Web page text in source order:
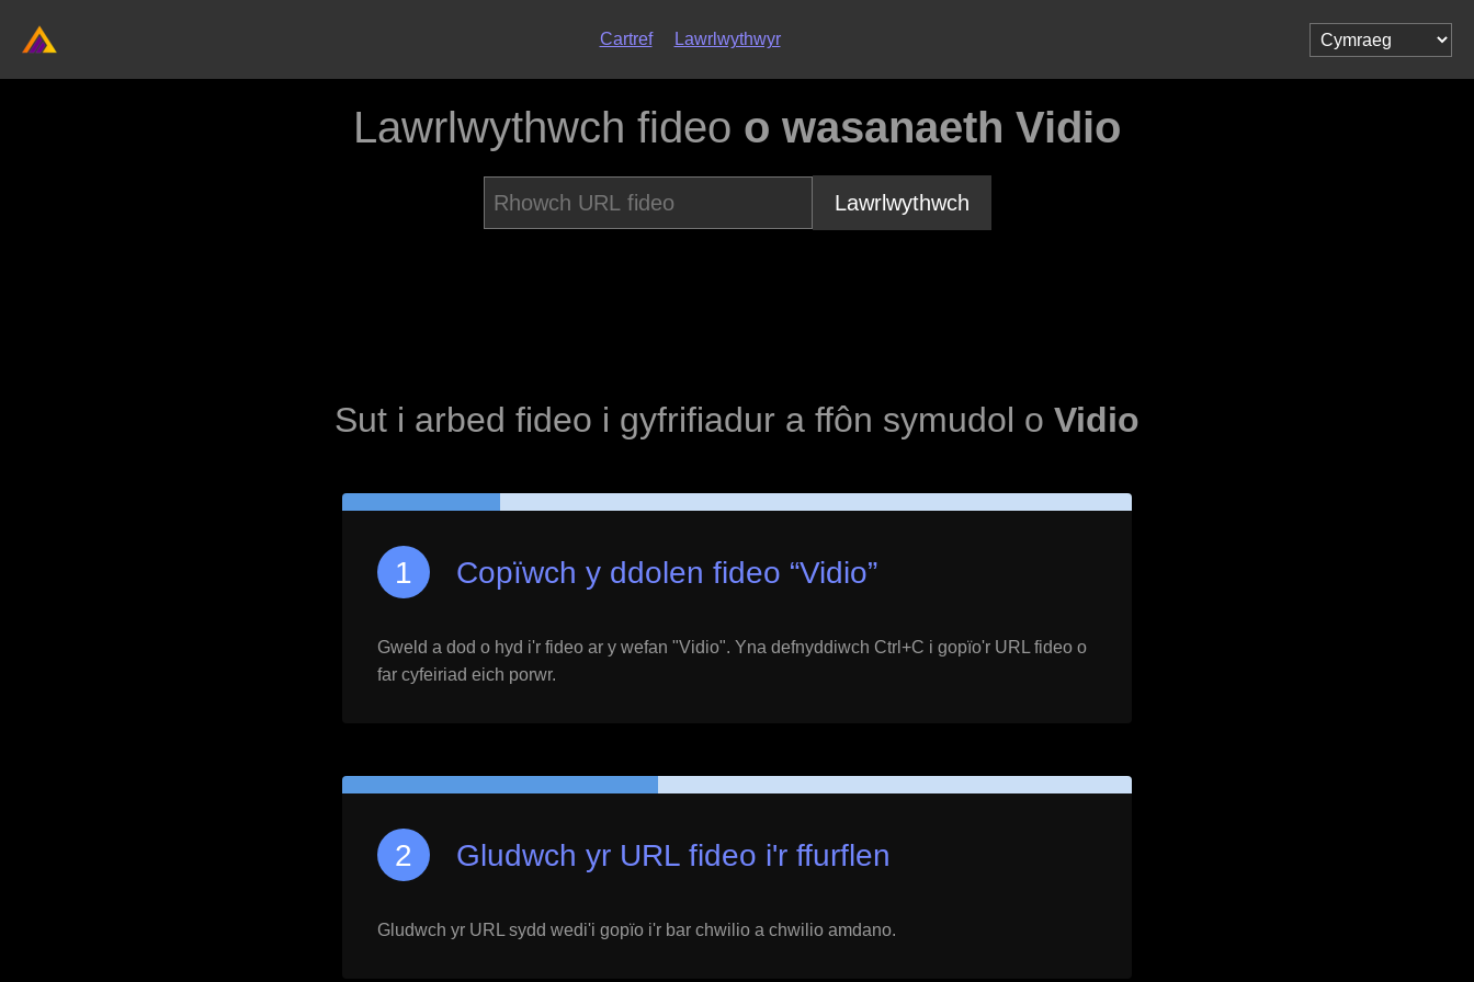
Cartref Lawrlwythwyr
Lawrlwythwch fideo o wasanaeth Vidio
Lawrlwythwch
Sut i arbed fideo i gyfrifiadur a ffôn symudol o Vidio
Copïwch y ddolen fideo “Vidio”
Gweld a dod o hyd i'r fideo ar y wefan "Vidio". Yna defnyddiwch Ctrl+C i gopïo'r URL fideo o
far cyfeiriad eich porwr.
Gludwch yr URL fideo i'r ffurflen
Gludwch yr URL sydd wedi'i gopïo i'r bar chwilio a chwilio amdano.